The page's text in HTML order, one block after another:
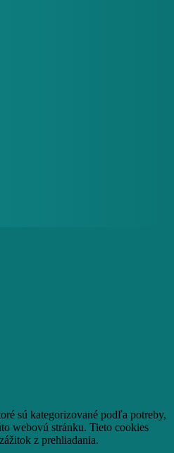
sú kategorizované podľa potreby,
webovú stránku. Tieto cookies
z prehliadania.